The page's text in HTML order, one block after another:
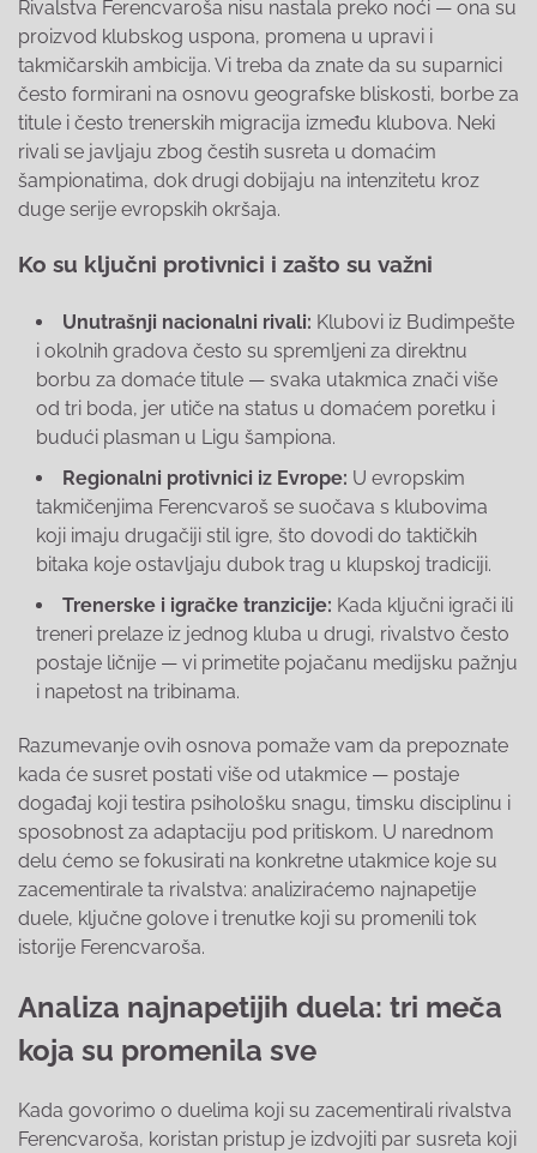
Rivalstva Ferencvaroša nisu nastala preko noći — ona su
proizvod klubskog uspona, promena u upravi i
takmičarskih ambicija. Vi treba da znate da su suparnici
često formirani na osnovu geografske bliskosti, borbe za
titule i često trenerskih migracija između klubova. Neki
rivali se javljaju zbog čestih susreta u domaćim
šampionatima, dok drugi dobijaju na intenzitetu kroz
duge serije evropskih okršaja.
Ko su ključni protivnici i zašto su važni
Unutrašnji nacionalni rivali: Klubovi iz Budimpešte
i okolnih gradova često su spremljeni za direktnu
borbu za domaće titule — svaka utakmica znači više
od tri boda, jer utiče na status u domaćem poretku i
budući plasman u Ligu šampiona.
Regionalni protivnici iz Evrope: U evropskim
takmičenjima Ferencvaroš se suočava s klubovima
koji imaju drugačiji stil igre, što dovodi do taktičkih
bitaka koje ostavljaju dubok trag u klupskoj tradiciji.
Trenerske i igračke tranzicije: Kada ključni igrači ili
treneri prelaze iz jednog kluba u drugi, rivalstvo često
postaje ličnije — vi primetite pojačanu medijsku pažnju
i napetost na tribinama.
Razumevanje ovih osnova pomaže vam da prepoznate
kada će susret postati više od utakmice — postaje
događaj koji testira psihološku snagu, timsku disciplinu i
sposobnost za adaptaciju pod pritiskom. U narednom
delu ćemo se fokusirati na konkretne utakmice koje su
zacementirale ta rivalstva: analiziraćemo najnapetije
duele, ključne golove i trenutke koji su promenili tok
istorije Ferencvaroša.
Analiza najnapetijih duela: tri meča
koja su promenila sve
Kada govorimo o duelima koji su zacementirali rivalstva
Ferencvaroša, koristan pristup je izdvojiti par susreta koji